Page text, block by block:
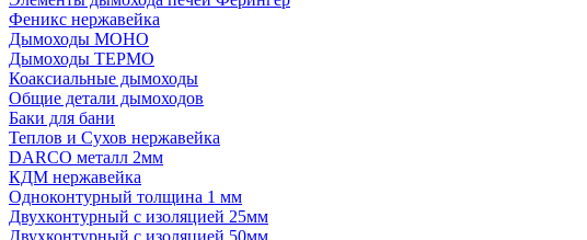
Феникс нержавейка
Дымоходы МОНО
Дымоходы ТЕРМО
Коаксиальные дымоходы
Общие детали дымоходов
Баки для бани
Теплов и Сухов нержавейка
DARCO металл 2мм
КДМ нержавейка
Одноконтурный толщина 1 мм
Двухконтурный с изоляцией 25мм
Двухконтурный с изоляцией 50мм